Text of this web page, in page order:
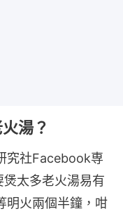
湯？
究社Facebook専
太多老火湯易有
明火兩個半鐘，咁